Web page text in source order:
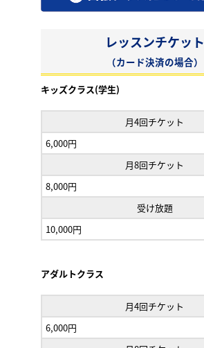
レッスンチケット
（カード決済の場合）
キッズクラス(学生)
月4回チケット
6,000円
月8回チケット
8,000円
受け放題
10,000円
アダルトクラス
月4回チケット
6,000円